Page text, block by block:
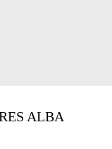
ALBA